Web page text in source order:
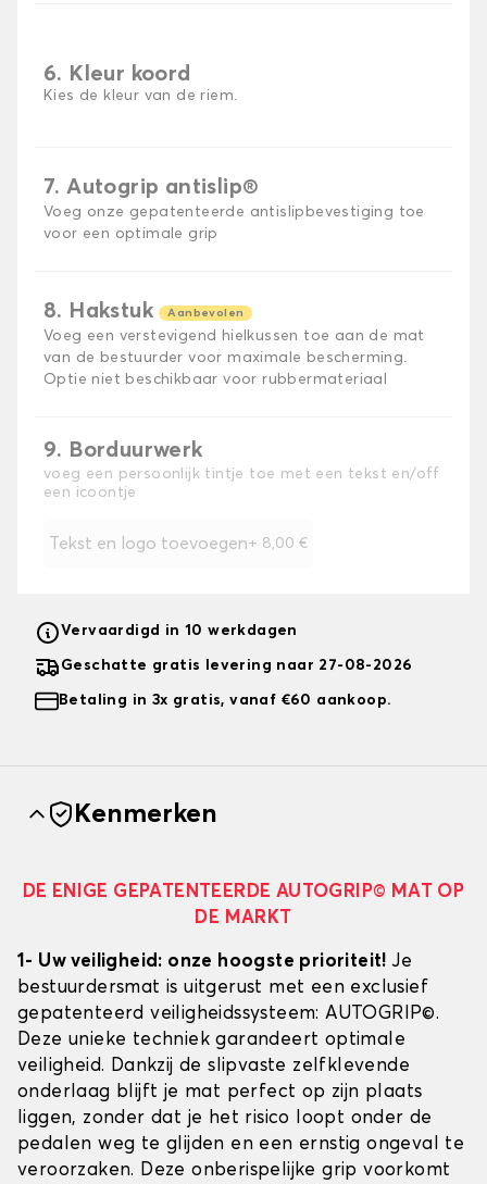
6. Kleur koord
Kies de kleur van de riem.
7. Autogrip antislip®
Voeg onze gepatenteerde antislipbevestiging toe
voor een optimale grip
8. Hakstuk Aanbevolen
Voeg een verstevigend hielkussen toe aan de mat
van de bestuurder voor maximale bescherming.
Optie niet beschikbaar voor rubbermateriaal
9. Borduurwerk
voeg een persoonlijk tintje toe met een tekst en/off
een icoontje
Tekst en logo toevoegen+ 8,00 €
Vervaardigd in 10 werkdagen
Geschatte gratis levering naar 27-08-2026
Betaling in 3x gratis, vanaf €60 aankoop.
Kenmerken
DE ENIGE GEPATENTEERDE AUTOGRIP© MAT OP
DE MARKT
1- Uw veiligheid: onze hoogste prioriteit!Je
bestuurdersmat is uitgerust met een exclusief
gepatenteerd veiligheidssysteem: AUTOGRIP©.
Deze unieke techniek garandeert optimale
veiligheid. Dankzij de slipvaste zelfklevende
onderlaag blijft je mat perfect op zijn plaats
liggen, zonder dat je het risico loopt onder de
pedalen weg te glijden en een ernstig ongeval te
veroorzaken. Deze onberispelijke grip voorkomt